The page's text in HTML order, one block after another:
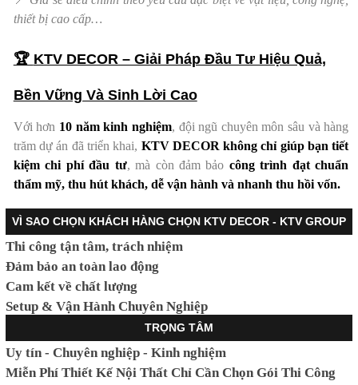
thiết bị cao cấp…
🏆 KTV DECOR – Giải Pháp Đầu Tư Hiệu Quả,
Bền Vững Và Sinh Lời Cao
Với hơn 10 năm kinh nghiệm, đội ngũ chuyên môn sâu và hàng
trăm dự án đã triển khai, KTV DECOR không chỉ giúp bạn tiết
kiệm chi phí đầu tư, mà còn đảm bảo công trình đạt chuẩn
thẩm mỹ, thu hút khách, dễ vận hành và nhanh thu hồi vốn.
VÌ SAO CHỌN KHÁCH HÀNG CHỌN KTV DECOR - KTV GROUP
Thi công tận tâm, trách nhiệm
Đảm bảo an toàn lao động
Cam kết về chất lượng
Setup & Vận Hành Chuyên Nghiệp
TRỌNG TÂM
Uy tín - Chuyên nghiệp - Kinh nghiệm
Miễn Phí Thiết Kế Nội Thất Chỉ Cần Chọn Gói Thi Công